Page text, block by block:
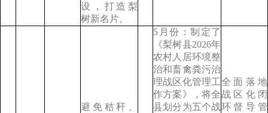
设，打造梨
树新名片。
避免秸秆、
5月份：制定了
《梨树县2026年
农村人居环境整
治和畜禽粪污治
理战区化管理工
作方案》，将全
县划分为五个战
全面落地
战区化闭
环督导管